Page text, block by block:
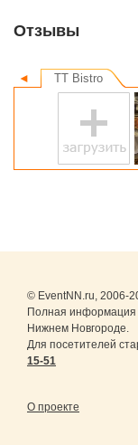
Отзывы
◄ TT Bistro
© EventNN.ru, 2006-
Полная информация
Нижнем Новгороде.
Для посетителей
15-51
О проекте